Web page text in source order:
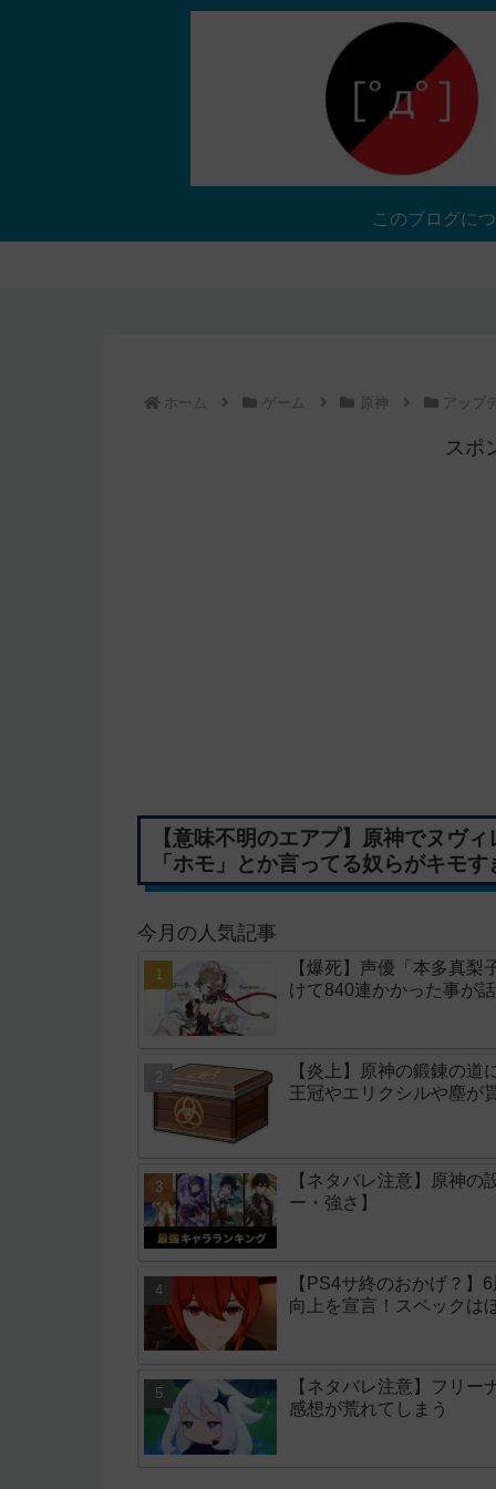
このブログに
ホーム ゲーム 原神 アップ
スポ
【意味不明のエアプ】原神でヌヴ
「ホモ」とか言ってる奴らがキモ
今月の人気記事
【爆死】声優「本多真
けて840連かかった事が
【炎上】原神の鍛錬の
王冠やエリクシルや塵が
【ネタバレ注意】原神
ー・強さ】
【PS4サ終のおかげ？】
向上を宣言！スペックは
【ネタバレ注意】フリ
感想が荒れてしまう